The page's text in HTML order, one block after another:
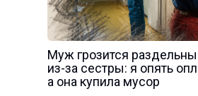
Муж грозится
из-за сестры: я опять
а она купила мусор